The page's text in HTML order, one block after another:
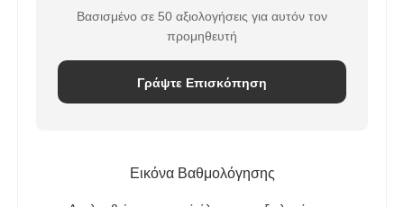
Βασισμένο σε 50 αξιολογήσεις για αυτόν τον
προμηθευτή
Γράψτε Επισκόπηση
Εικόνα Βαθμολόγησης